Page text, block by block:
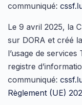
communiqué:
Le 9 avril 2025, la
sur DORA et créé la
l’usage de
registre
communiqué:
Règlement (UE)